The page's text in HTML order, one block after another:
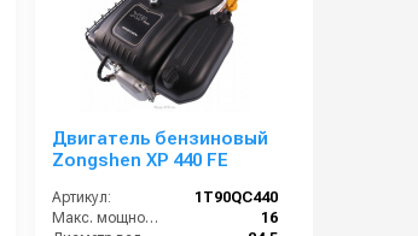
Двигатель бензиновый
Zongshen XP 440 FE
Артикул:
1T90QC440
Макс. мощность двигателя, л.с.:
16